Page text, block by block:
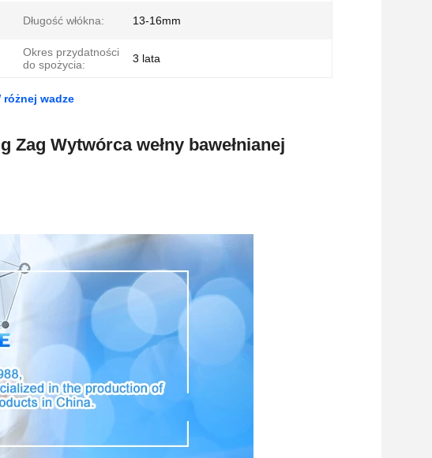
Długość włókna: 13-16mm
Okres przydatności
do spożycia:
3 lata
różnej wadze
Wytwórca wełny bawełnianej